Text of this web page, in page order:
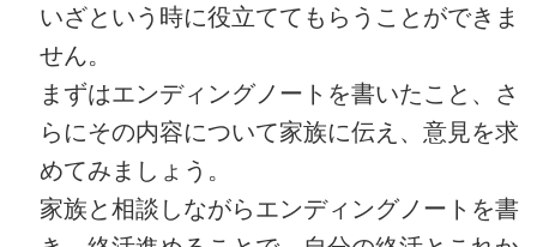
いざという時に役立ててもらうことができま
せん。
まずはエンディングノートを書いたこと、さ
らにその内容について家族に伝え、意見を求
めてみましょう。
家族と相談しながらエンディングノートを書